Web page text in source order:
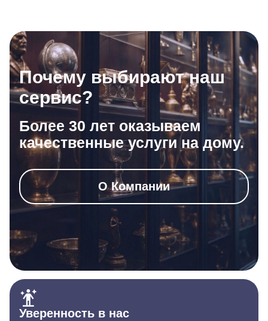
Почему выбирают наш
сервис?
Более 30 лет оказываем
качественные услуги на дому.
О Компании
Уверенность в нас